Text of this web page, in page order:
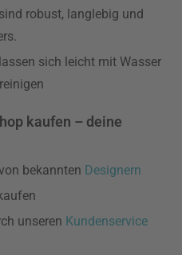
robust, langlebig und
sich leicht mit Wasser
kaufen – deine
bekannten Designern
unseren Kundenservice